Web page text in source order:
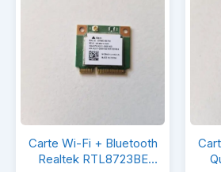
Carte
Wi-
Carte Wi-Fi + Bluetooth
Realtek RTL8723BE